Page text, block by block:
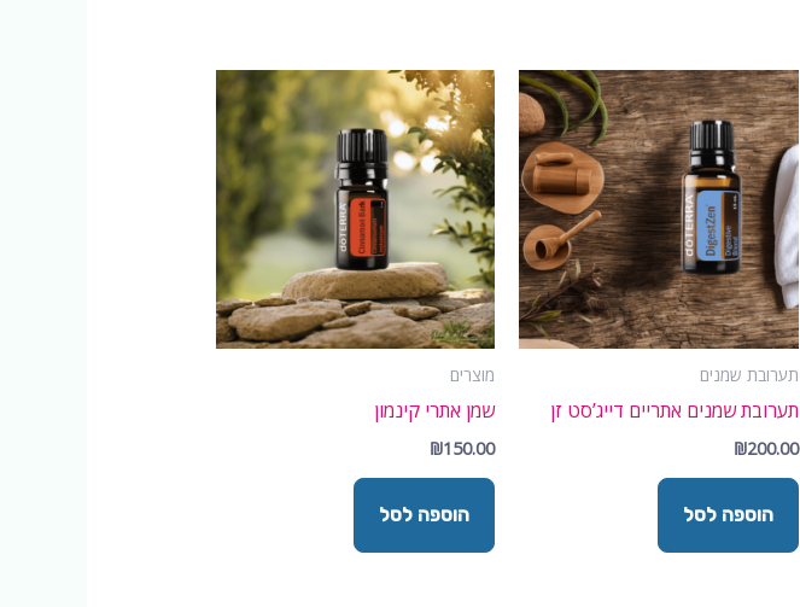
תערובת שמנים
תערובת שמנים אתריים דייג’סט זן
₪200.00
הוספה לסל
מוצרים
שמן אתרי קינמון
₪150.00
הוספה לסל